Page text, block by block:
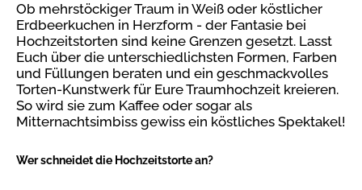
Ob mehrstöckiger Traum in Weiß oder köstlicher
Erdbeerkuchen in Herzform - der Fantasie bei
Hochzeitstorten sind keine Grenzen gesetzt. Lasst
Euch über die unterschiedlichsten Formen, Farben
und Füllungen beraten und ein geschmackvolles
Torten-Kunstwerk für Eure Traumhochzeit kreieren.
So wird sie zum Kaffee oder sogar als
Mitternachtsimbiss gewiss ein köstliches Spektakel!
Wer schneidet die Hochzeitstorte an?